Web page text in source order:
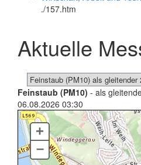
./157.htm
Aktuelle
Feinstaub (PM10) - als
06.08.2026 03:30
+
–